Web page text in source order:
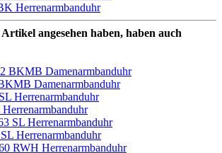
Herrenarmbanduhr
angesehen haben, haben auch
Damenarmbanduhr
Herrenarmbanduhr